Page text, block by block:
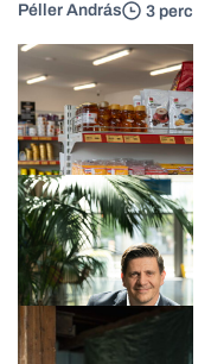
Péller András 3 perc
Makro